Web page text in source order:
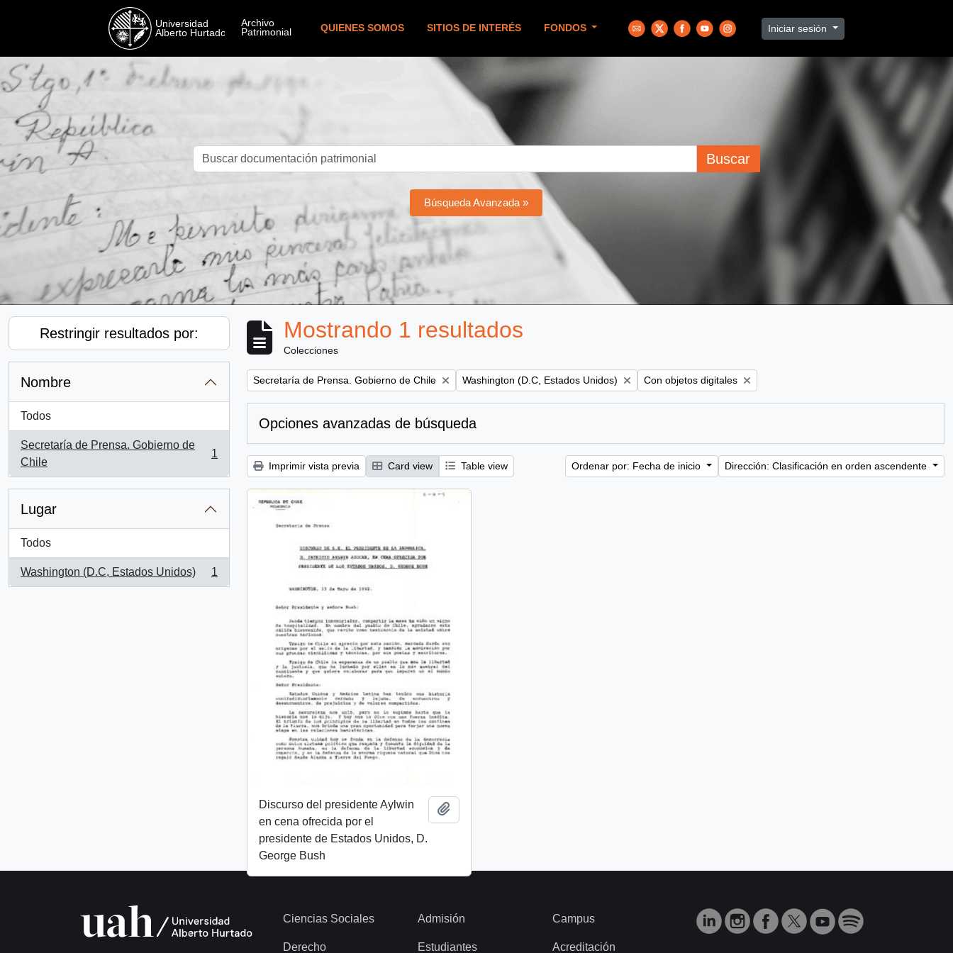
QUIENES SOMOS SITIOS DE INTERÉS FONDOS Iniciar sesión
Buscar
Búsqueda Avanzada »
Restringir resultados por:
Nombre
Todos
Secretaría de Prensa. Gobierno de
Chile
, 1 resultados
1
Lugar
Todos
Washington (D.C, Estados Unidos)
, 1 resultados
1
Mostrando 1 resultados
Colecciones
Remove filter:
Secretaría de Prensa. Gobierno de Chile Remove filter:
Washington (D.C, Estados Unidos) Remove filter:
Con objetos digitales
Opciones avanzadas de búsqueda
Imprimir vista previa Card view Table view Ordenar por: Fecha de inicio Dirección: Clasificación en orden ascendente
Discurso del presidente Aylwin
en cena ofrecida por el
presidente de Estados Unidos, D.
George Bush
Ciencias Sociales
Derecho
Admisión
Estudiantes
Campus
Acreditación